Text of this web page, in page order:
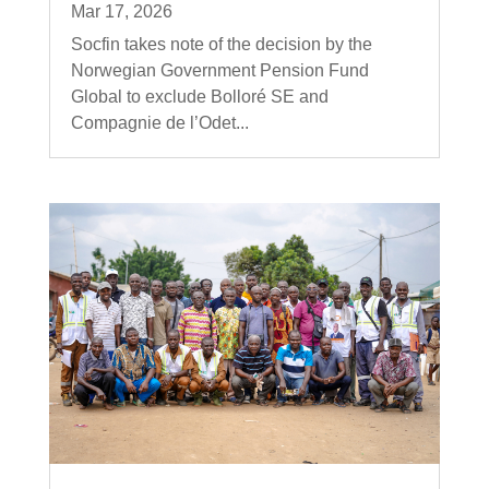
Mar 17, 2026
Socfin takes note of the decision by the
Norwegian Government Pension Fund
Global to exclude Bolloré SE and
Compagnie de l’Odet...